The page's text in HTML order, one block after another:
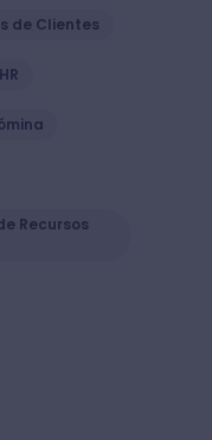
de Clientes
Recursos